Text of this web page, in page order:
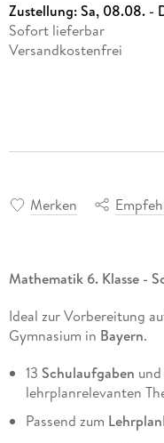
Zustellung:Sa, 08.08. -
Sofort lieferbar
Versandkostenfrei
Merken
Mathematik 6. Klasse -
Ideal zur Vorbereitung
Gymnasium in Bayern.
13 Schulaufgaben
lehrplanrelevanten
Passend zum